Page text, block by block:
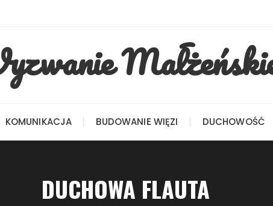
KOMUNIKACJA BUDOWANIE WIĘZI DUCHOWOŚĆ
DUCHOWA FLAUTA